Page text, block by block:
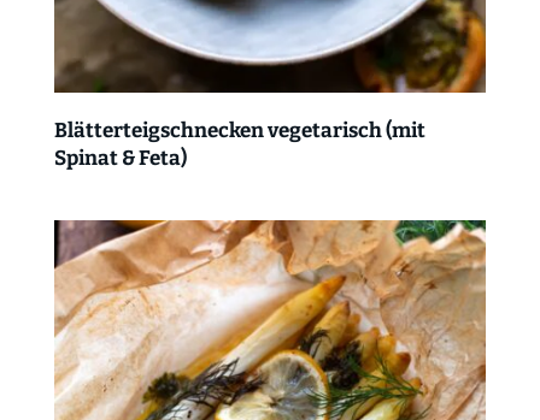
Blätterteigschnecken vegetarisch (mit
Spinat & Feta)